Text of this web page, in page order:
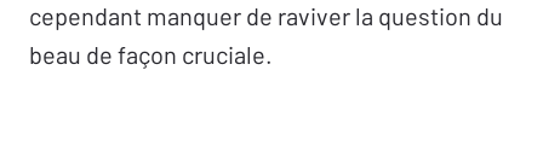
cependant manquer de raviver la question du
beau de façon cruciale.